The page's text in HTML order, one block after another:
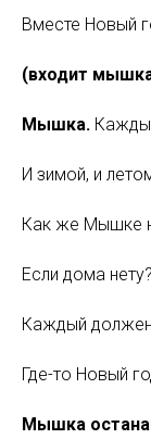
Вместе Новый
(входит
Мышка.
И зимой, и
Как же Мышке
Если дома нету?
Каждый должен
Где-то Новый
Мышка